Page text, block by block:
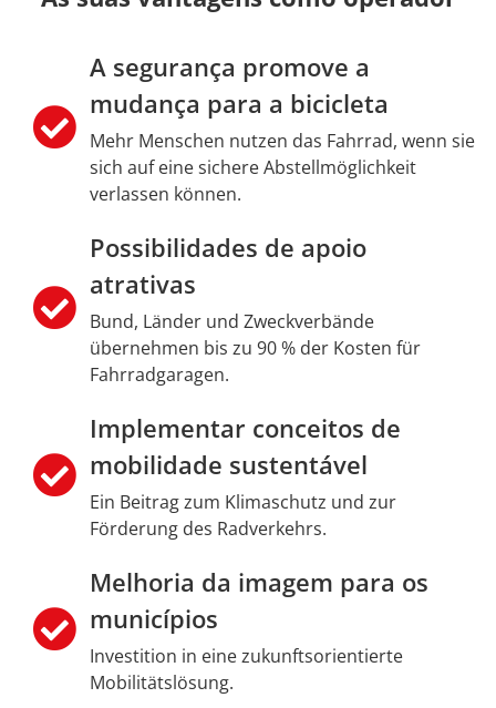
A segurança promove a
mudança para a bicicleta
Mehr Menschen nutzen das Fahrrad, wenn sie
sich auf eine sichere Abstellmöglichkeit
verlassen können.
Possibilidades de apoio
atrativas
Bund, Länder und Zweckverbände
übernehmen bis zu 90 % der Kosten für
Fahrradgaragen.
Implementar conceitos de
mobilidade sustentável
Ein Beitrag zum Klimaschutz und zur
Förderung des Radverkehrs.
Melhoria da imagem para os
municípios
Investition in eine zukunftsorientierte
Mobilitätslösung.